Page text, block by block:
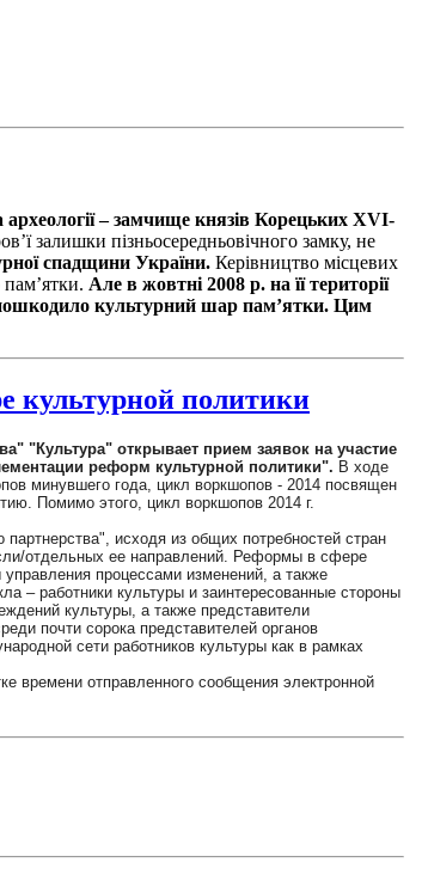
– замчище князів Корецьких ХVI-
залишки пізньосередньовічного замку, не
спадщини України. Керівництво місцевих
Але в жовтні 2008 р. на її території
пошкодило культурний шар пам’ятки. Цим
культурной политики
"Культура" открывает прием заявок на участие
реформ культурной политики". В ходе
минувшего года, цикл воркшопов - 2014 посвящен
Помимо этого, цикл воркшопов 2014 г.
исходя из общих потребностей стран
отдельных ее направлений. Реформы в сфере
процессами изменений, а также
– работники культуры и заинтересованные стороны
культуры, а также представители
почти сорока представителей органов
сети работников культуры как в рамках
времени отправленного сообщения электронной